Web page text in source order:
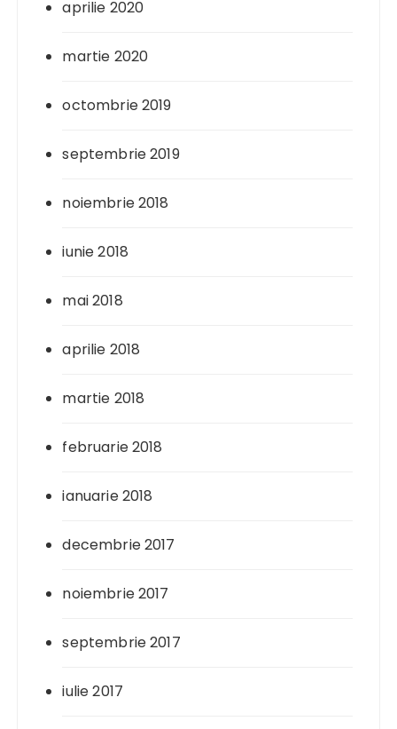
aprilie 2020
martie 2020
octombrie 2019
septembrie 2019
noiembrie 2018
iunie 2018
mai 2018
aprilie 2018
martie 2018
februarie 2018
ianuarie 2018
decembrie 2017
noiembrie 2017
septembrie 2017
iulie 2017